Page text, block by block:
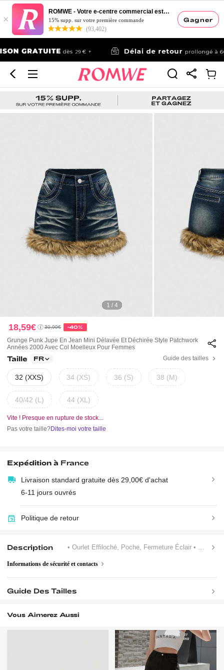
Gagner
×
ROMWE - Votre e-centre commercial esthétique
15% supp. sur votre première commande
(93,402)
1 / 4
18,59€ 30,99€ -40%
Grunge Punk Jupe En Jean Mini Délavée Et Déchirée Style Patchwork
Années 2000 Avec Col Moelleux Pour Femmes
Taille FR Guide des tailles
32 (XXS) 34 (XS) 36 (S) 38 (M)
40/42 (L) 44 (XL)
Vite ! Presque en rupture de stock...
Pas votre taille?Dites-moi votre taille
Expédition à France
Livraison standard gratuite dès 29,00€ d'achat
6-11 jours ouvrés
Politique de retour
Description • Ourlet Effiloché, Poche, Fermeture Éclair • Sans Doublure
Informations de sécurité et contacts
Guide Des Tailles
Vous Aimerez Aussi